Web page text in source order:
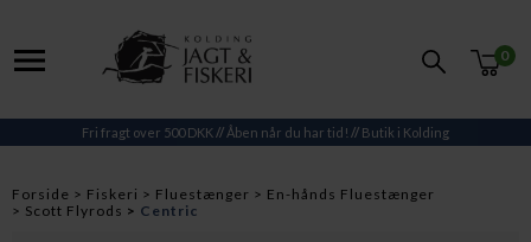
0
Fri fragt over 500 DKK// Åben når du har tid! // Butik i Kolding
Forside Fiskeri Fluestænger
En-hånds Fluestænger
Scott Flyrods
Centric